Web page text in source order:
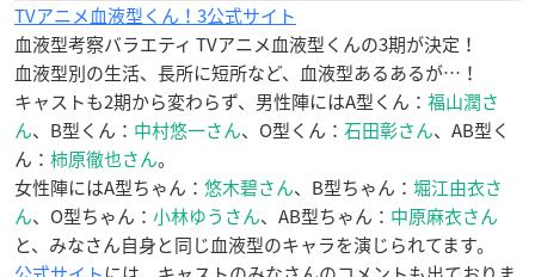
TVアニメ血液型くん！3公式サイト
血液型考察バラエティ TVアニメ血液型くんの3期が決定！
血液型別の生活、長所に短所など、血液型あるあるが…！
キャストも2期から変わらず、男性陣にはA型くん： 福山潤さ
ん、B型くん： 中村悠一さん、O型くん： 石田彰さん、AB型く
ん： 柿原徹也さん。
女性陣にはA型ちゃん： 悠木碧さん、B型ちゃん： 堀江由衣さ
ん、O型ちゃん： 小林ゆうさん、AB型ちゃん： 中原麻衣さん
と、みなさん自身と同じ血液型のキャラを演じられてます。